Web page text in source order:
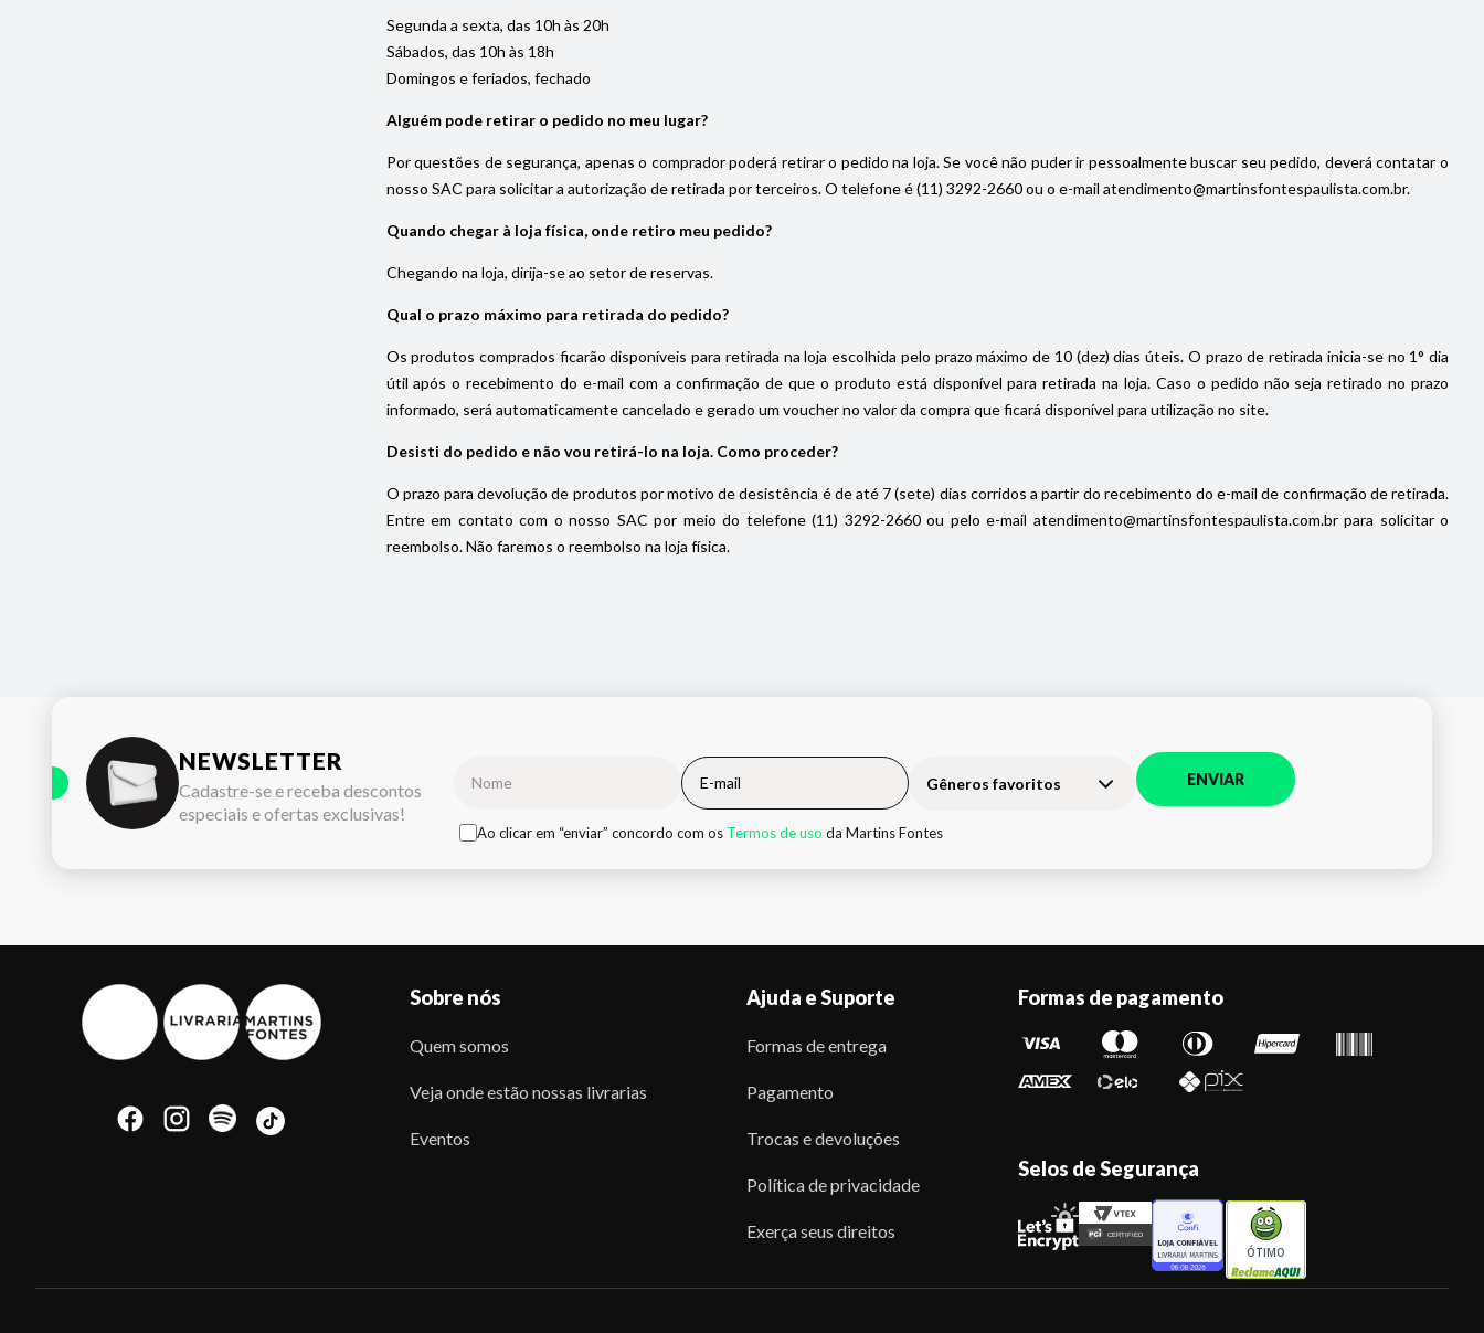
Segunda a sexta, das 10h às 20h
Sábados, das 10h às 18h
Domingos e feriados, fechado
Alguém pode retirar o pedido no meu lugar?
Por questões de segurança, apenas o comprador poderá retirar o pedido na loja. Se você não puder ir pessoalmente buscar seu pedido, deverá contatar o
nosso SAC para solicitar a autorização de retirada por terceiros. O telefone é (11) 3292-2660 ou o e-mail atendimento@martinsfontespaulista.com.br.
Quando chegar à loja física, onde retiro meu pedido?
Chegando na loja, dirija-se ao setor de reservas.
Qual o prazo máximo para retirada do pedido?
Os produtos comprados ficarão disponíveis para retirada na loja escolhida pelo prazo máximo de 10 (dez) dias úteis. O prazo de retirada inicia-se no 1° dia
útil após o recebimento do e-mail com a confirmação de que o produto está disponível para retirada na loja. Caso o pedido não seja retirado no prazo
informado, será automaticamente cancelado e gerado um voucher no valor da compra que ficará disponível para utilização no site.
Desisti do pedido e não vou retirá-lo na loja. Como proceder?
O prazo para devolução de produtos por motivo de desistência é de até 7 (sete) dias corridos a partir do recebimento do e-mail de confirmação de retirada.
Entre em contato com o nosso SAC por meio do telefone (11) 3292-2660 ou pelo e-mail atendimento@martinsfontespaulista.com.br para solicitar o
reembolso. Não faremos o reembolso na loja física.
NEWSLETTER
Cadastre-se e receba descontos
especiais e ofertas exclusivas!
Gêneros favoritos ENVIAR
Ao clicar em “enviar” concordo com os Termos de uso da Martins Fontes
Sobre nós
Quem somos
Veja onde estão nossas livrarias
Eventos
Ajuda e Suporte
Formas de entrega
Pagamento
Trocas e devoluções
Política de privacidade
Exerça seus direitos
Formas de pagamento
Selos de Segurança
ÓTIMO